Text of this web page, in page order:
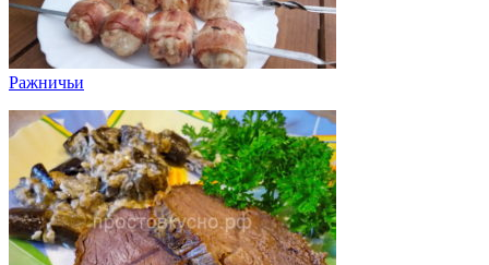
Ражничьи